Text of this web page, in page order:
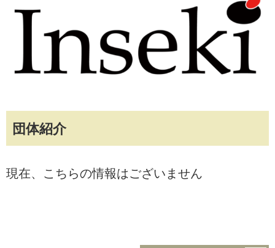
団体紹介
現在、こちらの情報はございません